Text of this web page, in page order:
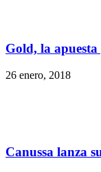
Gold, la
26 enero, 2018
Canussa lanza